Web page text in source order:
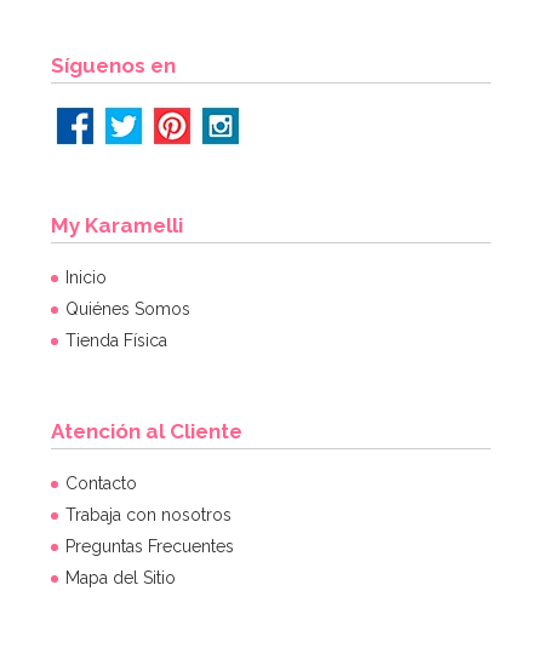
Síguenos en
My Karamelli
Inicio
Quiénes Somos
Tienda Física
Atención al Cliente
Contacto
Trabaja con nosotros
Preguntas Frecuentes
Mapa del Sitio